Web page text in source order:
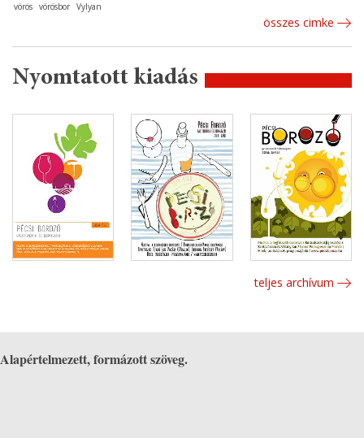
vörös vörösbor Vylyan
összes cimke
Nyomtatott kiadás
teljes archívum
Alapértelmezett, formázott szöveg.